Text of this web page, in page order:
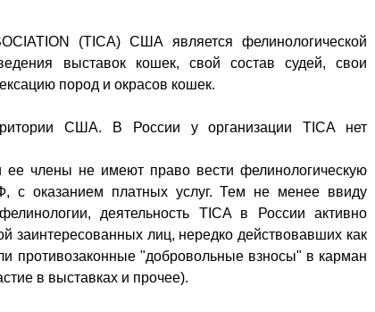
(TICA) США является фелинологической
выставок кошек, свой состав судей, свои
пород и окрасов кошек.
США. В России у организации TICA нет
члены не имеют право вести фелинологическую
с оказанием платных услуг. Тем не менее ввиду
деятельность TICA в России активно
заинтересованных лиц, нередко действовавших как
противозаконные "добровольные взносы" в карман
в выставках и прочее).